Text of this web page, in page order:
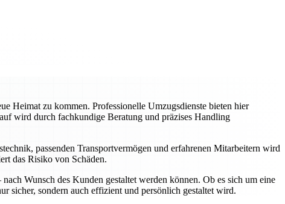
Heimat zu kommen. Professionelle Umzugsdienste bieten hier
wird durch fachkundige Beratung und präzises Handling
passenden Transportvermögen und erfahrenen Mitarbeitern wird
das Risiko von Schäden.
Wunsch des Kunden gestaltet werden können. Ob es sich um eine
sicher, sondern auch effizient und persönlich gestaltet wird.